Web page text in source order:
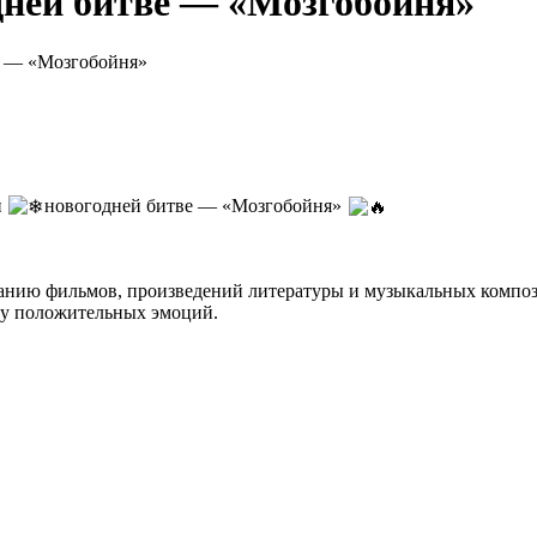
— «Мозгобойня»
новогодней битве — «Мозгобойня»
фильмов, произведений литературы и музыкальных
положительных эмоций.